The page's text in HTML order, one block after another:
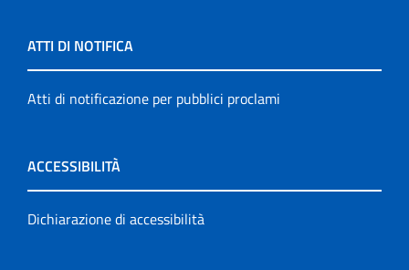
ATTI DI NOTIFICA
Atti di notificazione per pubblici proclami
ACCESSIBILITÀ
Dichiarazione di accessibilità